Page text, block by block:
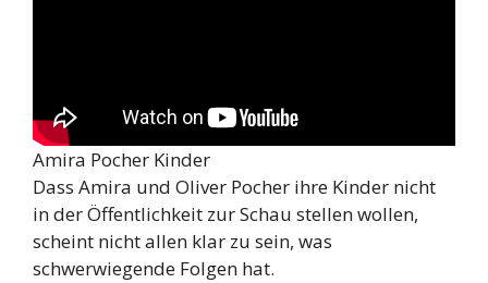
Amira Pocher Kinder
Dass Amira und Oliver Pocher ihre Kinder nicht
in der Öffentlichkeit zur Schau stellen wollen,
scheint nicht allen klar zu sein, was
schwerwiegende Folgen hat.